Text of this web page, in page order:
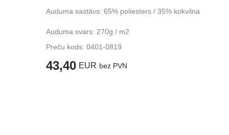
Auduma sastāvs: 65% poliesters / 35% kokvilna
Auduma svars: 270g / m2
Preču kods: 0401-0819
43,40 EUR bez PVN